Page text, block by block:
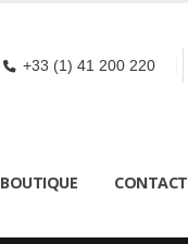
+33 (1) 41 200 220
BOUTIQUE CONTACT